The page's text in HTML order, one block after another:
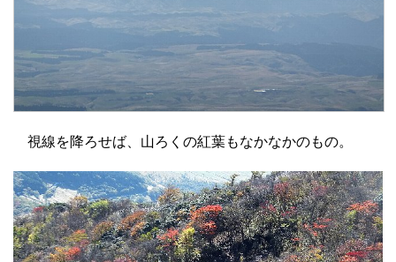
視線を降ろせば、山ろくの紅葉もなかなかのもの。